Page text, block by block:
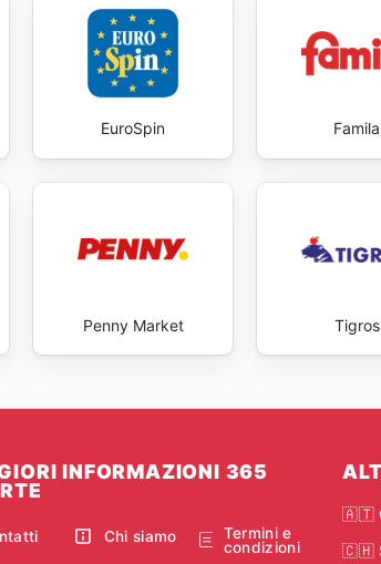
EuroSpin Famila
Penny Market Tigros
INFORMAZIONI 365
Chi siamo
Termini e
condizioni
🇦🇹
🇨🇭